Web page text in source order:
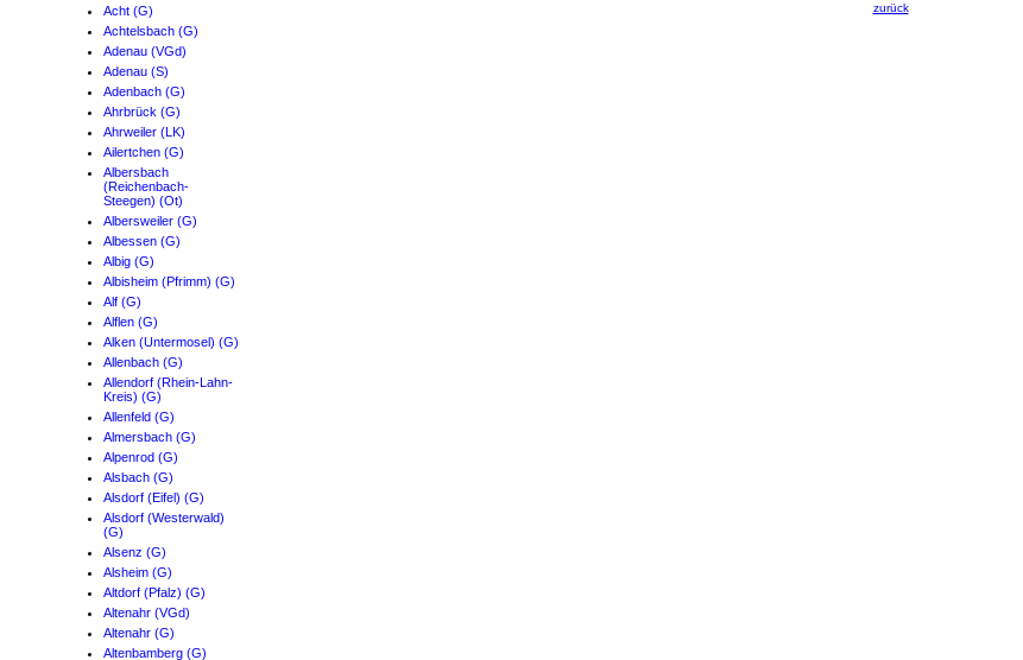
Acht (G)
Achtelsbach (G)
Adenau (VGd)
Adenau (S)
Adenbach (G)
Ahrbrück (G)
Ahrweiler (LK)
Ailertchen (G)
Albersbach
(Reichenbach-
Steegen) (Ot)
Albersweiler (G)
Albessen (G)
Albig (G)
Albisheim (Pfrimm) (G)
Alf (G)
Alflen (G)
Alken (Untermosel) (G)
Allenbach (G)
Allendorf (Rhein-Lahn-
Kreis) (G)
Allenfeld (G)
Almersbach (G)
Alpenrod (G)
Alsbach (G)
Alsdorf (Eifel) (G)
Alsdorf (Westerwald)
(G)
Alsenz (G)
Alsheim (G)
Altdorf (Pfalz) (G)
Altenahr (VGd)
Altenahr (G)
Altenbamberg (G)
zurück